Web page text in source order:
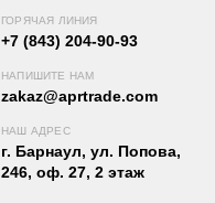
ГОРЯЧАЯ ЛИНИЯ
+7 (843) 204-90-93
НАПИШИТЕ НАМ
zakaz@aprtrade.com
НАШ АДРЕС
г. Барнаул, ул. Попова,
246, оф. 27, 2 этаж